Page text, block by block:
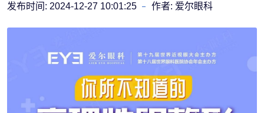
发布时间: 2024-12-27 10:01:25 作者: 爱尔眼科